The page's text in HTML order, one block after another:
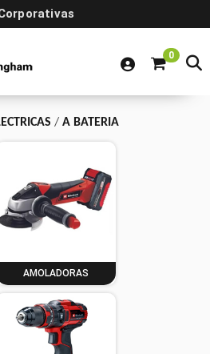
0
/ A BATERIA
AMOLADORAS